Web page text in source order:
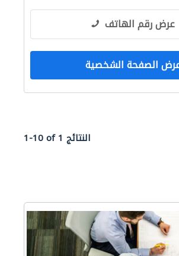
عرض رقم الهاتف
الصفحة الشخصية
1-10 of 1 النتائج